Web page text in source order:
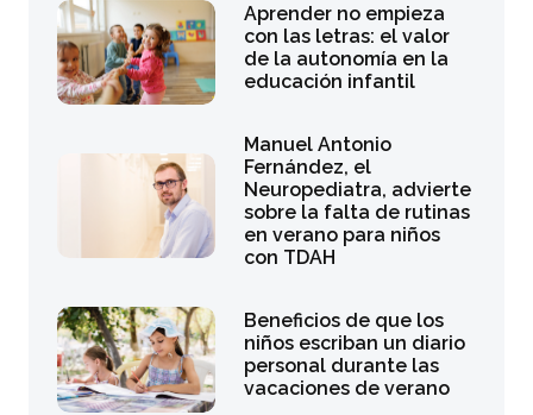
Aprender no empieza
con las letras: el valor
de la autonomía en la
educación infantil
Manuel Antonio
Fernández, el
Neuropediatra, advierte
sobre la falta de rutinas
en verano para niños
con TDAH
Beneficios de que los
niños escriban un diario
personal durante las
vacaciones de verano